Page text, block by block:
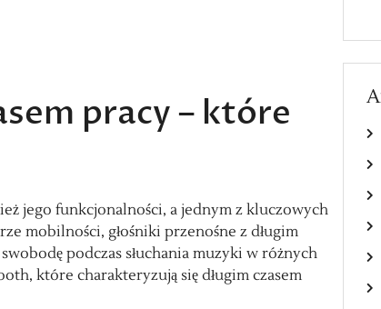
pracy – które
jego funkcjonalności, a jednym z kluczowych
mobilności, głośniki przenośne z długim
podczas słuchania muzyki w różnych
które charakteryzują się długim czasem